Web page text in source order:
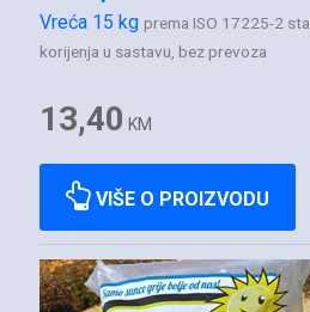
Vreća 15 kg prema ISO 17225-2
korijenja u sastavu, bez prevoza
13,40 KM
VIŠE O PROIZVODU